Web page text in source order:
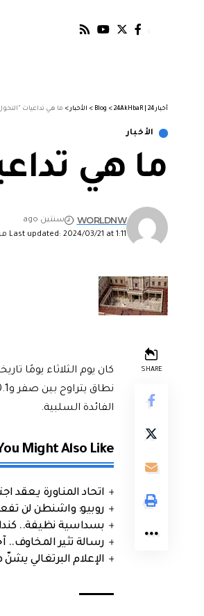
أخبار 24 | 24AkHbaR >
Blog
> الأخبار > ما هي تداعيات "التحول
الأخبار
ما هي
Last updated: 2024/03/21 at 1:11 مساءً
WORLDNW
سنتين ago
SHARE
كان يوم الثلاثاء يومًا
الفائدة السلبية.
Might Also Like
اتحاد المناورة يعقد
روبيو: واشنطن لن
بسداسية نظيفة..
رسالة تثير المخاوف..
الإعلام البرتغالي